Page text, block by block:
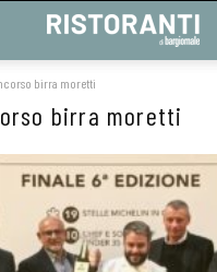
birra moretti
birra moretti